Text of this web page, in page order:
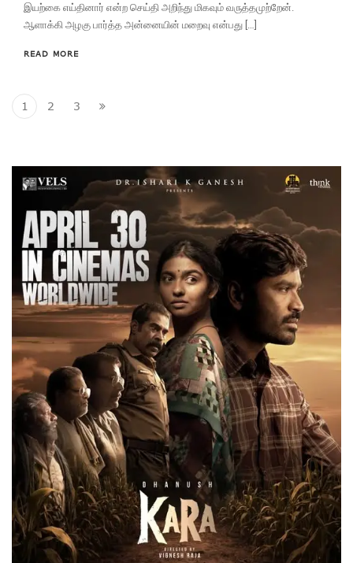
இயற்கை எய்தினார் என்ற செய்தி அறிந்து மிகவும் வருத்தமுற்றேன்.
ஆளாக்கி அழகு பார்த்த அன்னையின் மறைவு என்பது […]
READ MORE
1 2 3